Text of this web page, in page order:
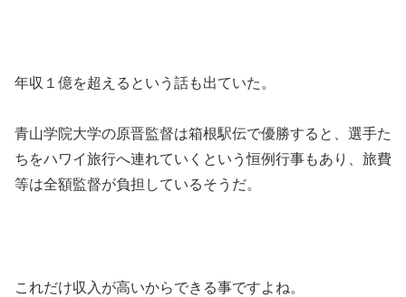
年収１億を超えるという話も出ていた。
青山学院大学の原晋監督は箱根駅伝で優勝すると、選手た
ちをハワイ旅行へ連れていくという恒例行事もあり、旅費
等は全額監督が負担しているそうだ。
これだけ収入が高いからできる事ですよね。